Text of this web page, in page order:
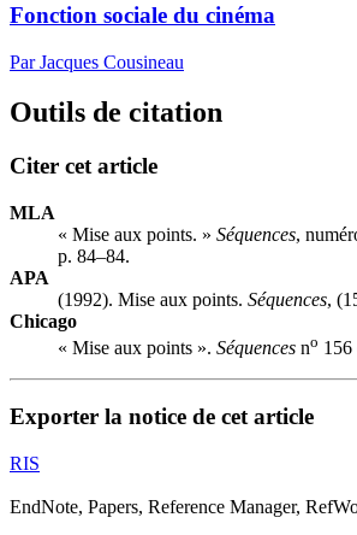
Fonction sociale du cinéma
Par Jacques Cousineau
Outils de citation
Citer cet article
MLA
« Mise aux points. » Séquences,
p. 84–84.
APA
(1992). Mise aux points. Séquences,
Chicago
« Mise aux points ». Séquences no 156
Exporter la notice de cet article
RIS
EndNote, Papers, Reference Manager,